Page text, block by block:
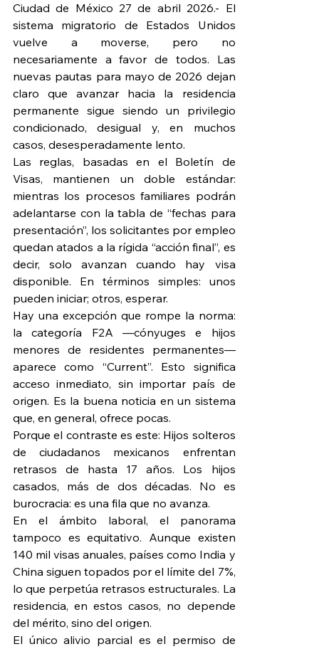
Ciudad de México 27 de abril 2026.- El
sistema migratorio de Estados Unidos
vuelve a moverse, pero no
necesariamente a favor de todos. Las
nuevas pautas para mayo de 2026 dejan
claro que avanzar hacia la residencia
permanente sigue siendo un privilegio
condicionado, desigual y, en muchos
casos, desesperadamente lento.
Las reglas, basadas en el Boletín de
Visas, mantienen un doble estándar:
mientras los procesos familiares podrán
adelantarse con la tabla de “fechas para
presentación”, los solicitantes por empleo
quedan atados a la rígida “acción final”, es
decir, solo avanzan cuando hay visa
disponible. En términos simples: unos
pueden iniciar; otros, esperar.
Hay una excepción que rompe la norma:
la categoría F2A —cónyuges e hijos
menores de residentes permanentes—
aparece como “Current”. Esto significa
acceso inmediato, sin importar país de
origen. Es la buena noticia en un sistema
que, en general, ofrece pocas.
Porque el contraste es este: Hijos solteros
de ciudadanos mexicanos enfrentan
retrasos de hasta 17 años. Los hijos
casados, más de dos décadas. No es
burocracia: es una fila que no avanza.
En el ámbito laboral, el panorama
tampoco es equitativo. Aunque existen
140 mil visas anuales, países como India y
China siguen topados por el límite del 7%,
lo que perpetúa retrasos estructurales. La
residencia, en estos casos, no depende
del mérito, sino del origen.
El único alivio parcial es el permiso de